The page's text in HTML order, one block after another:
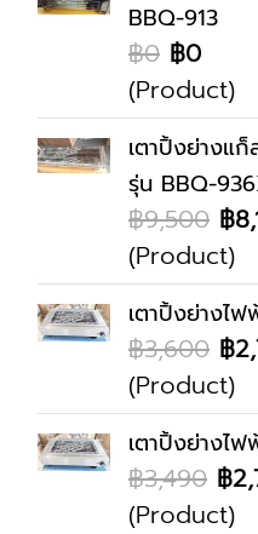
BBQ-913
฿0 ฿0
(Product)
เตาปิ้งย่างแ
รุ่น BBQ-
฿9,500 ฿
(Product)
เตาปิ้งย่างไ
฿3,600 ฿
(Product)
เตาปิ้งย่างไ
฿3,490 ฿
(Product)